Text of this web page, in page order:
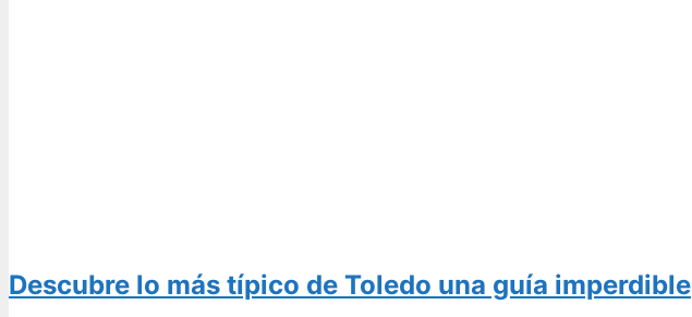
Descubre lo más típico de Toledo una guía imperdible